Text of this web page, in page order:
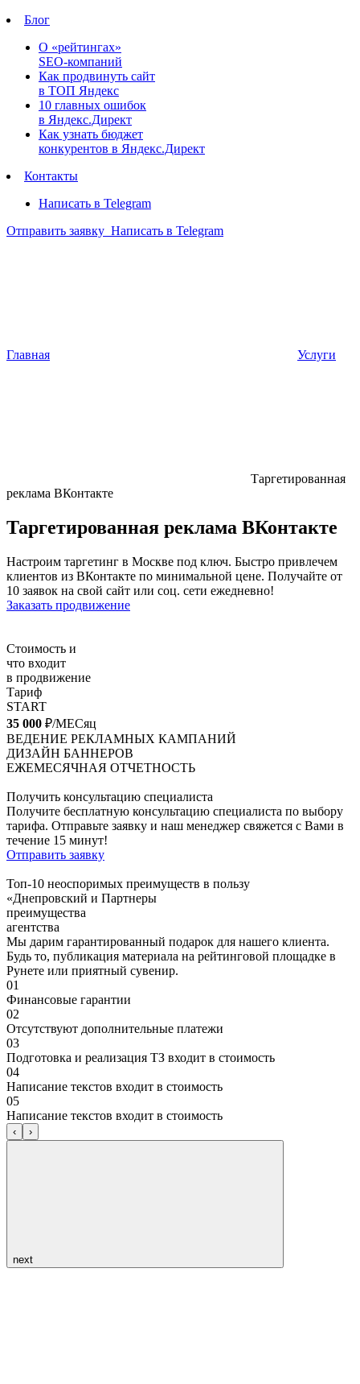
Блог
О «рейтингах»
SEO-компаний
Как продвинуть сайт
в ТОП Яндекс
10 главных ошибок
в Яндекс.Директ
Как узнать бюджет
конкурентов в Яндекс.Директ
Контакты
Написать в Telegram
Отправить заявку Написать в Telegram
Главная Услуги
Таргетированная
реклама ВКонтакте
Таргетированная реклама ВКонтакте
Настроим таргетинг в Москве под ключ. Быстро привлечем
клиентов из ВКонтакте по минимальной цене. Получайте от
10 заявок на свой сайт или соц. сети ежедневно!
Заказать продвижение
Стоимость и
что входит
в продвижение
Тариф
START
35 000 ₽/МЕСяц
ВЕДЕНИЕ РЕКЛАМНЫХ КАМПАНИЙ
ДИЗАЙН БАННЕРОВ
ЕЖЕМЕСЯЧНАЯ ОТЧЕТНОСТЬ
Получить консультацию специалиста
Получите бесплатную консультацию специалиста по выбору
тарифа. Отправьте заявку и наш менеджер свяжется с Вами в
течение 15 минут!
Отправить заявку
Топ-10 неоспоримых преимуществ в пользу
«Днепровский и Партнеры
преимущества
агентства
Мы дарим гарантированный подарок для нашего клиента.
Будь то, публикация материала на рейтинговой площадке в
Рунете или приятный сувенир.
01
Финансовые гарантии
02
Отсутствуют дополнительные платежи
03
Подготовка и реализация ТЗ входит в стоимость
04
Написание текстов входит в стоимость
05
Написание текстов входит в стоимость
‹ ›
next